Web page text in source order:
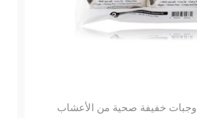
وجبات خفيفة صحية من الأعشاب